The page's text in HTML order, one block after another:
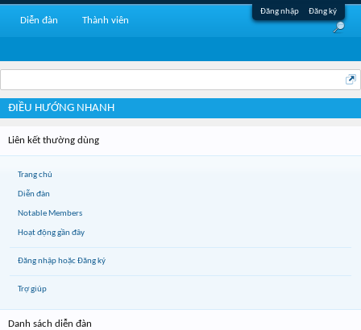
Đăng nhập Đăng ký
ĐIỀU HƯỚNG NHANH
Liên kết thường dùng
Trang chủ
Diễn đàn
Notable Members
Hoạt động gần đây
Đăng nhập hoặc Đăng ký
Trợ giúp
Danh sách diễn đàn
Diễn đàn Thành viên